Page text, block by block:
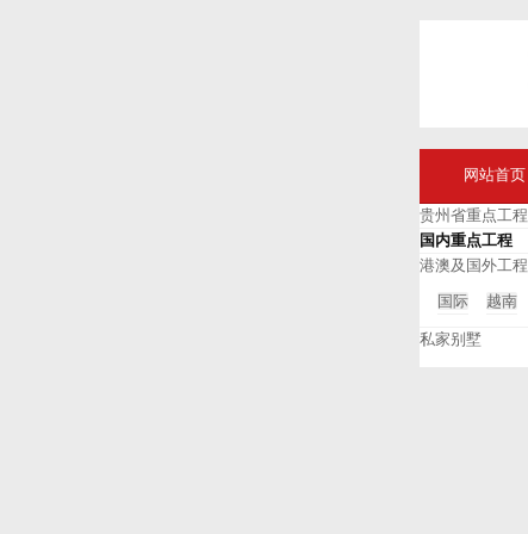
网站首页
贵州省重点工程
国内重点工程
港澳及国外工程
国际
越南
私家别墅